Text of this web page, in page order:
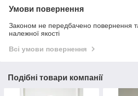
Умови повернення
Законом не передбачено повернення
належної якості
Всі умови повернення
Подібні товари компанії